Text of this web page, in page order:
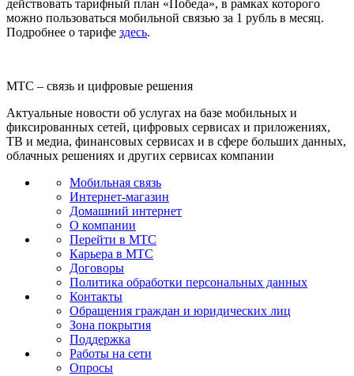
действовать тарифный план «Победа», в рамках которого
можно пользоваться мобильной связью за 1 рубль в месяц.
Подробнее о тарифе здесь.
МТС – связь и цифровые решения
Актуальные новости об услугах на базе мобильных и
фиксированных сетей, цифровых сервисах и приложениях,
ТВ и медиа, финансовых сервисах и в сфере больших данных,
облачных решениях и других сервисах компании
Мобильная связь
Интернет-магазин
Домашний интернет
О компании
Перейти в МТС
Карьера в МТС
Договоры
Политика обработки персональных данных
Контакты
Обращения граждан и юридических лиц
Зона покрытия
Поддержка
Работы на сети
Опросы